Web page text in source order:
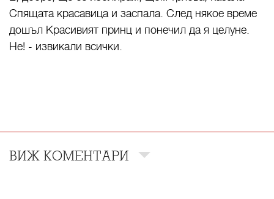
Спящата красавица и заспала. След някое време
дошъл Красивият принц и понечил да я целуне.
Не! - извикали всички.
ВИЖ КОМЕНТАРИ